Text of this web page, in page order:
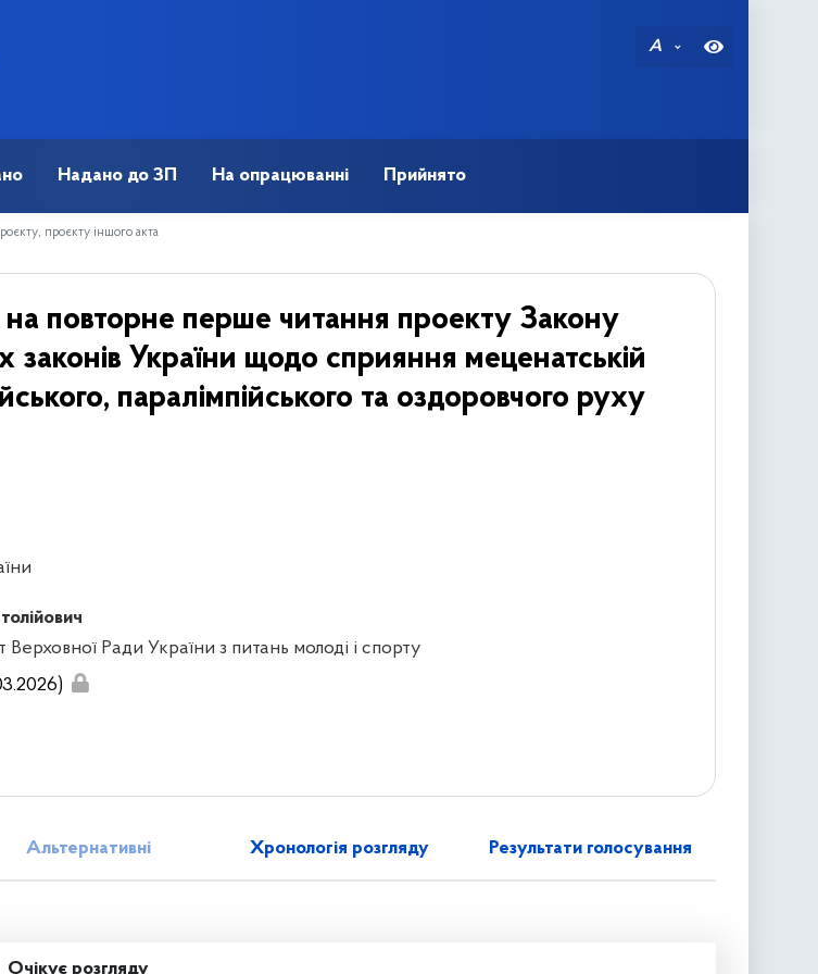
A
Надано до ЗП На опрацюванні Прийнято
проєкту іншого акта
повторне перше читання проекту Закону
України щодо сприяння меценатській
паралімпійського та оздоровчого руху
Ради України з питань молоді і спорту
Альтернативні Хронологія розгляду Результати голосування
Очікує розгляду